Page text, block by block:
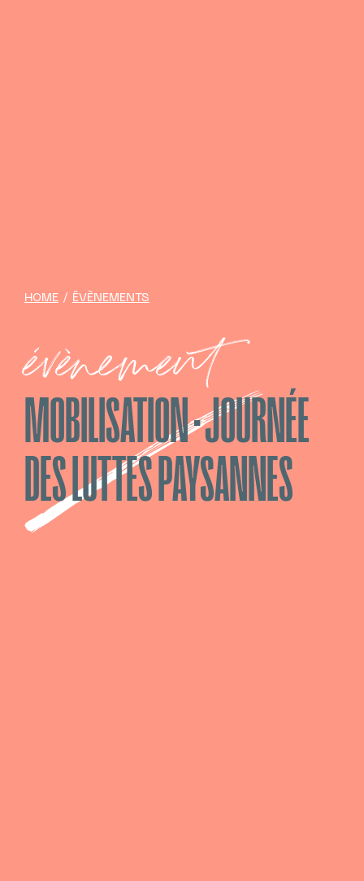
HOME/ ÉVÈNEMENTS
évènement
MOBILISATION · JOURNÉE
DES LUTTES PAYSANNES